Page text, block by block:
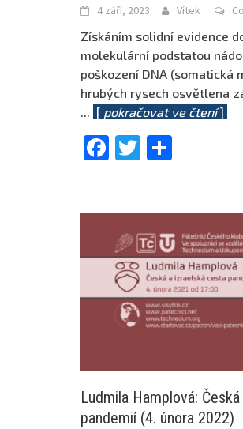
4 září, 2023 Vítek
Získáním solidní evidence
molekulární podstatou
poškození DNA (somatická
hrubých rysech osvětlena
... [ pokračovat ve čtení]
Facebook
Twitter
Ludmila Hamplová:
pandemií (4. února 2022)